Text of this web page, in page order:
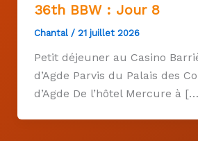
36th BBW : Jour 8
Chantal / 21 juillet 2026
Petit déjeuner au Casino
d’Agde Parvis du Palais des
d’Agde De l’hôtel Mercure à